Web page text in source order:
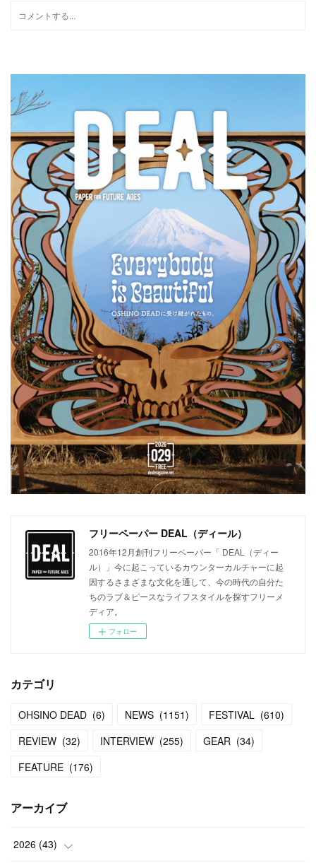
フリーペーパー DEAL（ディール）
2016年12月創刊フリーペーパー「 DEAL（ディー
ル）」今に起こっているカウンターカルチャーに起
因するさまざまな文化を通して、今の時代の自分た
ちのラブ＆ピースなライフスタイルを探すフリーメ
ディア。
フォロー
カテゴリ
OHSINO DEAD (6) NEWS (1151) FESTIVAL (610)
REVIEW (32) INTERVIEW (255) GEAR (34)
FEATURE (176)
アーカイブ
2026 (43)